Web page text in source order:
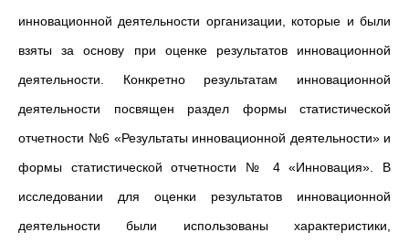
инновационной деятельности организации, которые и были
взяты за основу при оценке результатов инновационной
деятельности. Конкретно результатам инновационной
деятельности посвящен раздел формы статистической
отчетности №6 «Результаты инновационной деятельности» и
формы статистической отчетности № 4 «Инновация». В
исследовании для оценки результатов инновационной
деятельности были использованы характеристики,